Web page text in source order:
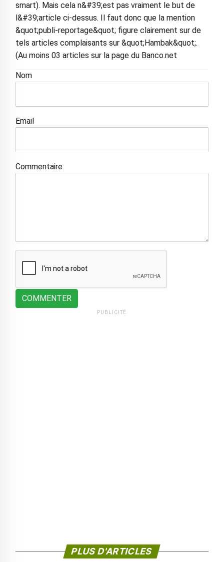
smart). Mais cela n&#39;est pas vraiment le but de
l&#39;article ci-dessus. Il faut donc que la mention
&quot;publi-reportage&quot; figure clairement sur de
tels articles complaisants sur &quot;Hambak&quot;.
(Au moins 03 articles sur la page du Banco.net
Nom
Email
Commentaire
COMMENTER
PUBLICITÉ
PLUS D'ARTICLES